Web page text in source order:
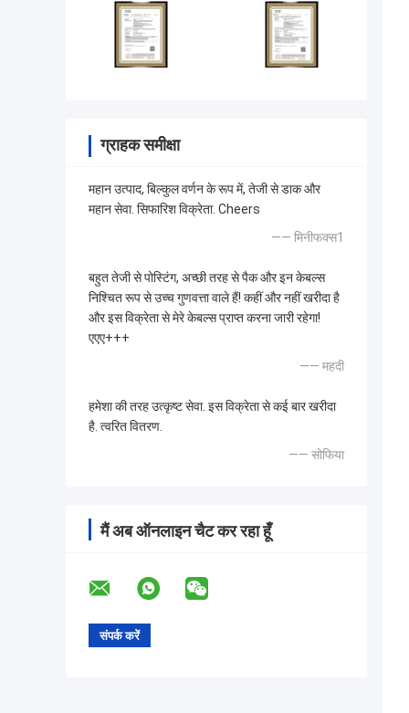
ग्राहक समीक्षा
महान उत्पाद, बिल्कुल वर्णन के रूप में, तेजी से डाक और
महान सेवा. सिफारिश विक्रेता. Cheers
—— मिनीफक्स1
बहुत तेजी से पोस्टिंग, अच्छी तरह से पैक और इन केबल्स
निश्चित रूप से उच्च गुणवत्ता वाले हैं! कहीं और नहीं खरीदा है
और इस विक्रेता से मेरे केबल्स प्राप्त करना जारी रहेगा!
एएए+++
—— महदी
हमेशा की तरह उत्कृष्ट सेवा. इस विक्रेता से कई बार खरीदा
है. त्वरित वितरण.
—— सोफिया
मैं अब ऑनलाइन चैट कर रहा हूँ